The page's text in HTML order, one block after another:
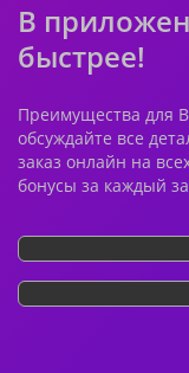
В
быстрее!
Преимущества для
обсуждайте все
заказ онлайн на
бонусы за каждый